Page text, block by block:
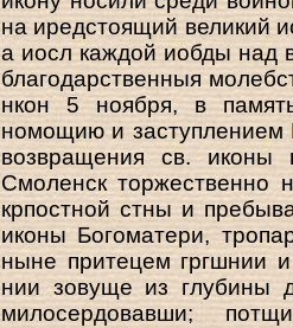
на иредстоящий великий
a иосл каждой иобды над
благодарственныя
нкон 5 ноября, в
номощию и заступлением
возвращения св.
Смоленск торжественно
крпостной стны и
иконы Богоматери,
ныне притецем гргшнии
нии зовуще из глубины
милосердовавши;